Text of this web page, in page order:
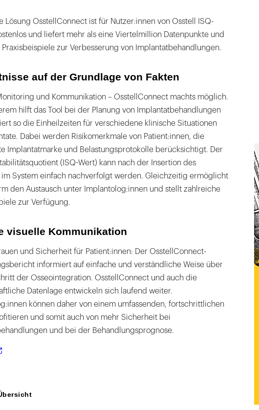
Lösung OsstellConnect ist für Nutzer:innen von Osstell ISQ-
und liefert mehr als eine Viertelmillion Datenpunkte und
zur Verbesserung von Implantatbehandlungen.
auf der Grundlage von Fakten
und Kommunikation – OsstellConnect machts möglich.
hilft das Tool bei der Planung von Implantatbehandlungen
so die Einheilzeiten für verschiedene klinische Situationen
Dabei werden Risikomerkmale von Patient:innen, die
Implantatmarke und Belastungsprotokolle berücksichtigt. Der
(ISQ-Wert) kann nach der Insertion des
im System einfach nachverfolgt werden. Gleichzeitig ermöglicht
den Austausch unter Implantolog:innen und stellt zahlreiche
zur Verfügung.
visuelle Kommunikation
und Sicherheit für Patient:innen: Der OsstellConnect-
informiert auf einfache und verständliche Weise über
der Osseointegration. OsstellConnect und auch die
Datenlage entwickeln sich laufend weiter.
können daher von einem umfassenden, fortschrittlichen
und somit auch von mehr Sicherheit bei
und bei der Behandlungsprognose.